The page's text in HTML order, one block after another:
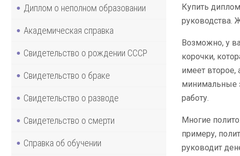
Диплом о неполном образовании
Академическая справка
Свидетельство о рождении СССР
Свидетельство о браке
Свидетельство о разводе
Свидетельство о смерти
Справка об обучении
Купить
руководства.
Возможно, у
корочки,
имеет второе,
минимальные
работу.
Многие
примеру,
руководит